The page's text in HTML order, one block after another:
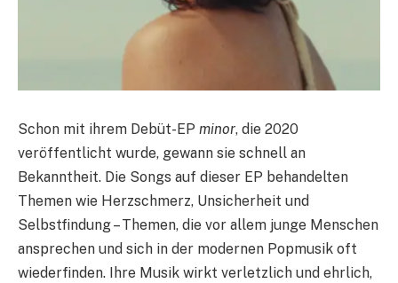
Schon mit ihrem Debüt-EP minor, die 2020
veröffentlicht wurde, gewann sie schnell an
Bekanntheit. Die Songs auf dieser EP behandelten
Themen wie Herzschmerz, Unsicherheit und
Selbstfindung – Themen, die vor allem junge Menschen
ansprechen und sich in der modernen Popmusik oft
wiederfinden. Ihre Musik wirkt verletzlich und ehrlich,